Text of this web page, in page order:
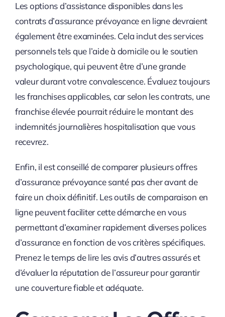
Les options d’assistance disponibles dans les
contrats d’assurance prévoyance en ligne devraient
également être examinées. Cela inclut des services
personnels tels que l’aide à domicile ou le soutien
psychologique, qui peuvent être d’une grande
valeur durant votre convalescence. Évaluez toujours
les franchises applicables, car selon les contrats, une
franchise élevée pourrait réduire le montant des
indemnités journalières hospitalisation que vous
recevrez.
Enfin, il est conseillé de comparer plusieurs offres
d’assurance prévoyance santé pas cher avant de
faire un choix définitif. Les outils de comparaison en
ligne peuvent faciliter cette démarche en vous
permettant d’examiner rapidement diverses polices
d’assurance en fonction de vos critères spécifiques.
Prenez le temps de lire les avis d’autres assurés et
d’évaluer la réputation de l’assureur pour garantir
une couverture fiable et adéquate.